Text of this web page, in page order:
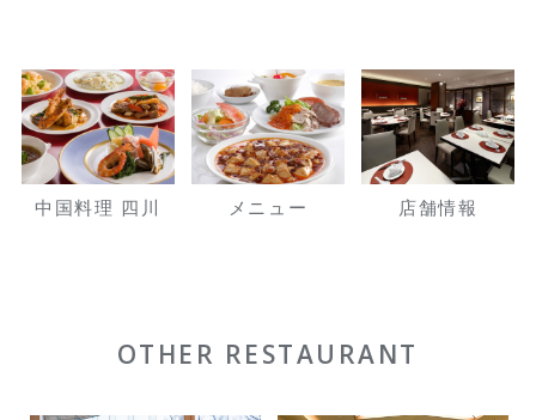
中国料理 四川 メニュー 店舗情報
OTHER RESTAURANT